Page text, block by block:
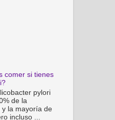
comer si tienes
pylori
de la
y la mayoría de
incluso ...